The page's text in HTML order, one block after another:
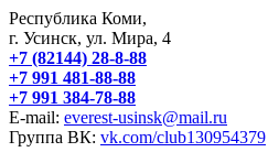
Республика Коми,
г. Усинск, ул. Мира, 4
+7 (82144) 28-8-88
+7 991 481-88-88
+7 991 384-78-88
E-mail: everest-usinsk@mail.ru
Группа ВК: vk.com/club130954379